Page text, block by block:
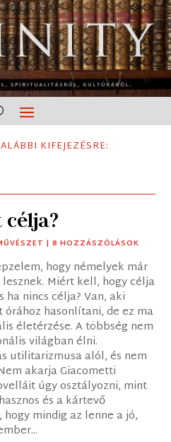
KIFEJEZÉSRE:
célja?
| 8 HOZZÁSZÓLÁSOK
hogy némelyek már
Miért kell, hogy célja
ha nincs célja? Van, aki
hasonlítani, de ez ma
életérzése. A többség nem
világban élni.
utilitarizmusa alól, és nem
akarja Giacometti
úgy osztályozni, mint
és a kártevő
mindig az lenne a jó,